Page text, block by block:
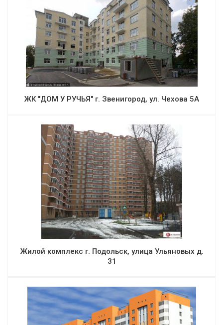
ЖК "ДОМ У РУЧЬЯ" г. Звенигород, ул. Чехова 5А
Жилой комплекс г. Подольск, улица Ульяновых д.
31